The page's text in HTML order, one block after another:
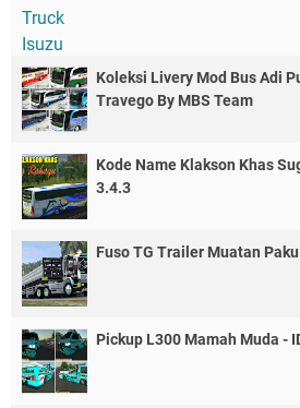
Koleksi Livery Mod Bus Adi
Travego By MBS Team
Kode Name Klakson Khas
3.4.3
Fuso TG Trailer Muatan
Pickup L300 Mamah Muda -